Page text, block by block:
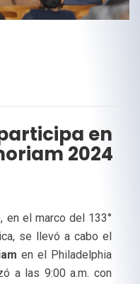
en
2024
en el marco del 133°
se llevó a cabo el
en el Philadelphia
a las 9:00 a.m. con